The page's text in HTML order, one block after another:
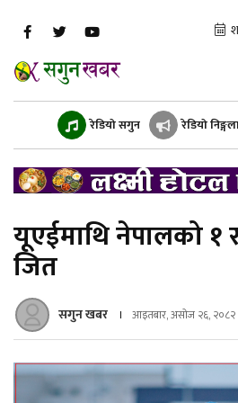
रेडियो सगुन रेडियो
यूएईमाथि नेपालको १
जित
सगुन खबर आइतबार, असोज २६, २०८२